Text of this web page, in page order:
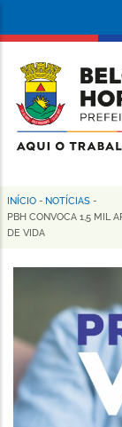
conteúdo
principal
da
de
Trilha
de
navegação
INÍCIO - NOTÍCIAS -
PBH CONVOCA 1,5 MIL
DE VIDA